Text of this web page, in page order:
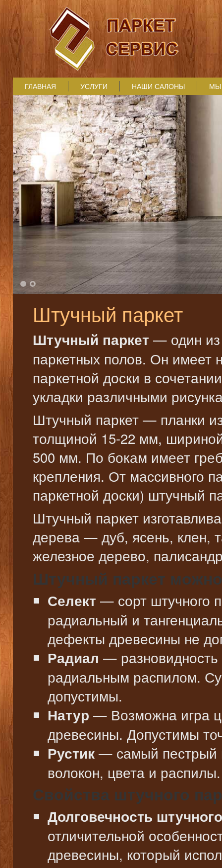
ГЛАВНАЯ УСЛУГИ НАШИ САЛОНЫ МЫ
1
Штучный паркет
Штучный паркет — один из
паркетных полов. Он
паркетной доски в
укладки различными
Штучный паркет — планки
толщиной 15-22 мм,
500 мм. По бокам имеет
крепления. От массивного
паркетной доски) штучный
Штучный паркет
дерева — дуб, ясень, клен,
железное дерево,
Штучный паркет
Селект — сорт штучного
радиальный и
дефекты древесины не
Радиал — разновидность
радиальным распилом.
допустимы.
Натур — Возможна игра
древесины. Допустимы
Рустик — самый пестрый
волокон, цвета и
Свойства штучного
Долговечность
отличительной
древесины, который